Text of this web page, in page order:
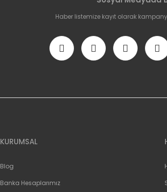
Haber listemize kayıt olarak
KURUMSAL
Blog
Banka Hesaplarımız